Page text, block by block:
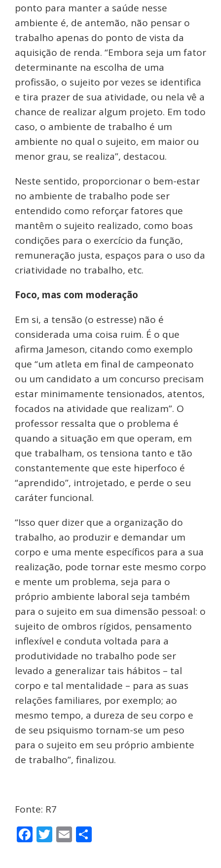
ponto para manter a saúde nesse
ambiente é, de antemão, não pensar o
trabalho apenas do ponto de vista da
aquisição de renda. “Embora seja um fator
determinante na escolha de uma
profissão, o sujeito por vezes se identifica
e tira prazer de sua atividade, ou nela vê a
chance de realizar algum projeto. Em todo
caso, o ambiente de trabalho é um
ambiente no qual o sujeito, em maior ou
menor grau, se realiza”, destacou.
Neste sentido, proporcionar o bem-estar
no ambiente de trabalho pode ser
entendido como reforçar fatores que
mantêm o sujeito realizado, como boas
condições para o exercício da função,
remuneração justa, espaços para o uso da
criatividade no trabalho, etc.
Foco, mas com moderação
Em si, a tensão (o estresse) não é
considerada uma coisa ruim. É o que
afirma Jameson, citando como exemplo
que “um atleta em final de campeonato
ou um candidato a um concurso precisam
estar minimamente tensionados, atentos,
focados na atividade que realizam”. O
professor ressalta que o problema é
quando a situação em que operam, em
que trabalham, os tensiona tanto e tão
constantemente que este hiperfoco é
“aprendido”, introjetado, e perde o seu
caráter funcional.
“Isso quer dizer que a organização do
trabalho, ao produzir e demandar um
corpo e uma mente específicos para a sua
realização, pode tornar este mesmo corpo
e mente um problema, seja para o
próprio ambiente laboral seja também
para o sujeito em sua dimensão pessoal: o
sujeito de ombros rígidos, pensamento
inflexível e conduta voltada para a
produtividade no trabalho pode ser
levado a generalizar tais hábitos – tal
corpo e tal mentalidade – para as suas
relações familiares, por exemplo; ao
mesmo tempo, a dureza de seu corpo e
de seu psiquismo tornam-se um peso
para o sujeito em seu próprio ambiente
de trabalho”, finalizou.
Fonte: R7
Facebook
Twitter
Email